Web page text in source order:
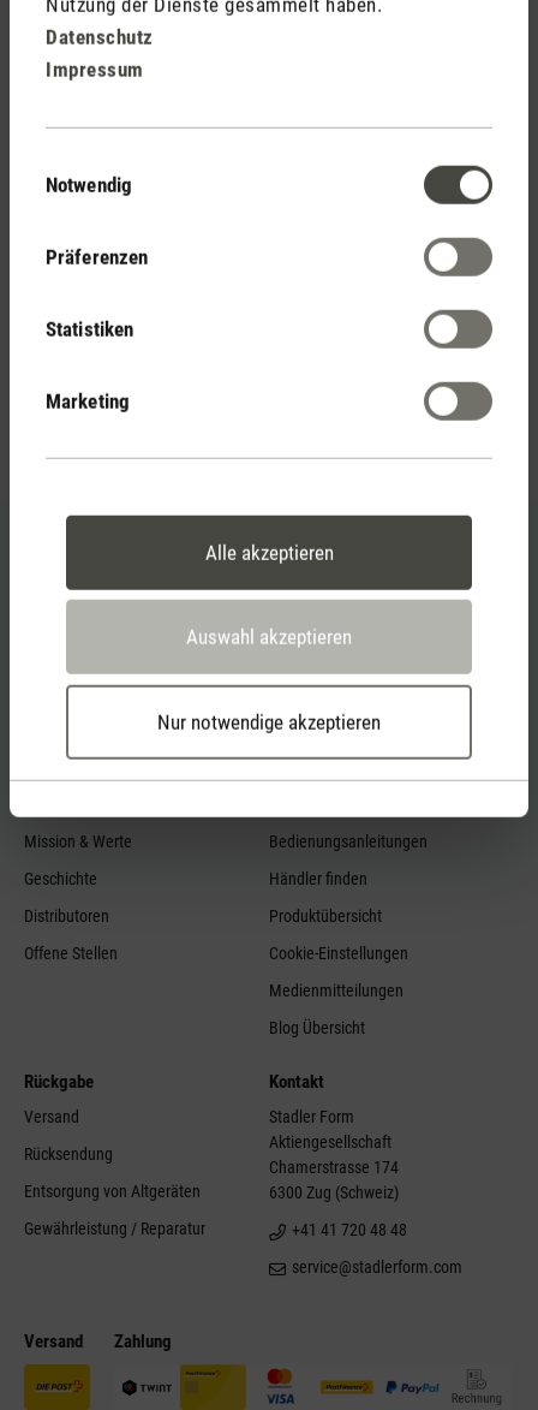
Datenschutz
Impressum
Notwendig
Präferenzen
Statistiken
Marketing
Alle akzeptieren
Auswahl akzeptieren
Nur notwendige akzeptieren
Rückgaberecht
2 Jahre Garantie mit
Feed failed to load, check browser console for more
info
Versand Zahlung
Mission & Werte
Geschichte
Distributoren
Offene Stellen
Bedienungsanleitungen
Händler finden
Produktübersicht
Cookie-Einstellungen
Medienmitteilungen
Blog Übersicht
Rückgabe
Versand
Rücksendung
Entsorgung von Altgeräten
Gewährleistung / Reparatur
Kontakt
Stadler Form
Aktiengesellschaft
Chamerstrasse 174
6300 Zug (Schweiz)
+41 41 720 48 48
service@stadlerform.com